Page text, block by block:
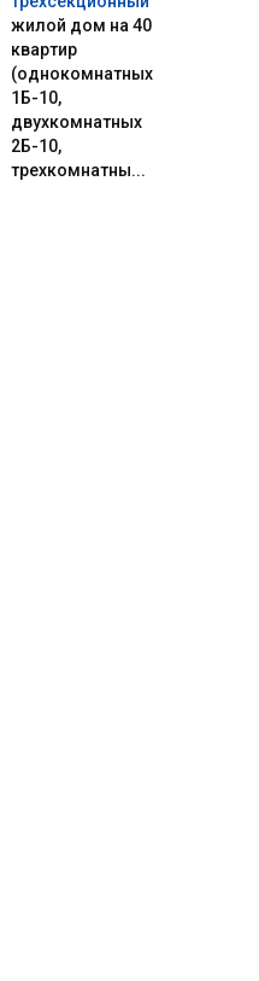
жилой дом на 40
квартир
(однокомнатных
1Б-10,
двухкомнатных
2Б-10,
трехкомнатны...